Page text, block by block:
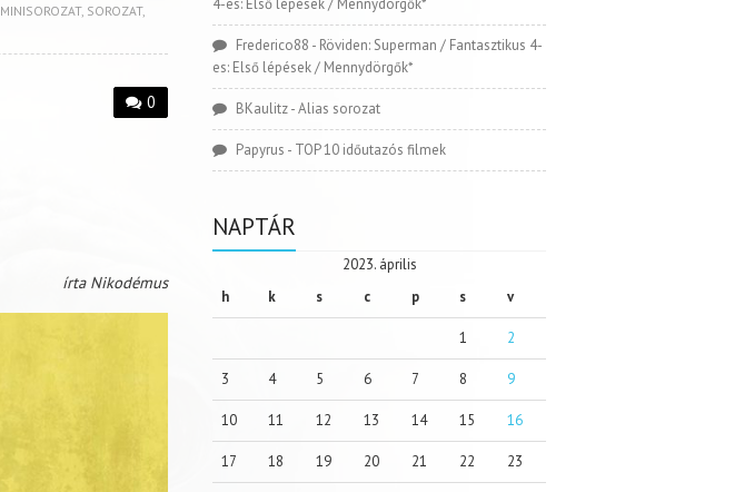
MINISOROZAT, SOROZAT,
0
írta Nikodémus
4-es: Első lépések / Mennydörgők*
Frederico88 - Röviden: Superman / Fantasztikus 4-
es: Első lépések / Mennydörgők*
BKaulitz-Alias sorozat
Papyrus - TOP 10 időutazós filmek
NAPTÁR
2023. április
h
k s c p s v
1 2
3 4 5 6 7 8 9
10 11 12 13 14 15 16
17 18 19 20 21 22 23